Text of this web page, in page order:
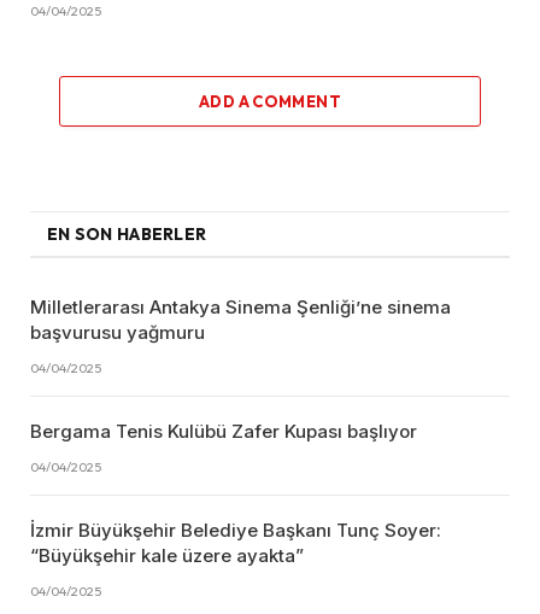
04/04/2025
ADD A COMMENT
EN SON HABERLER
Milletlerarası Antakya Sinema Şenliği’ne sinema
başvurusu yağmuru
04/04/2025
Bergama Tenis Kulübü Zafer Kupası başlıyor
04/04/2025
İzmir Büyükşehir Belediye Başkanı Tunç Soyer:
“Büyükşehir kale üzere ayakta”
04/04/2025